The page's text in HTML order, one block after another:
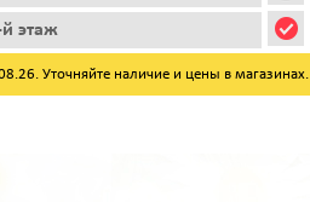
этаж
Уточняйте наличие и цены в магазинах.